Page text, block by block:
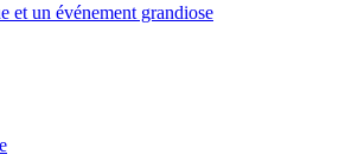
et un événement grandiose